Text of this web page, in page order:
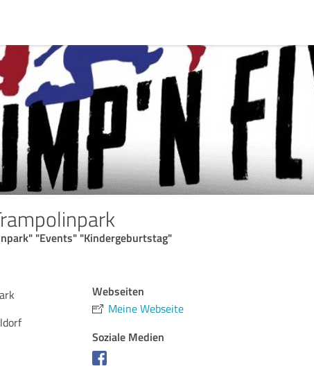
"Events" "Kindergeburtstag"
Webseiten
Meine Webseite
Soziale Medien